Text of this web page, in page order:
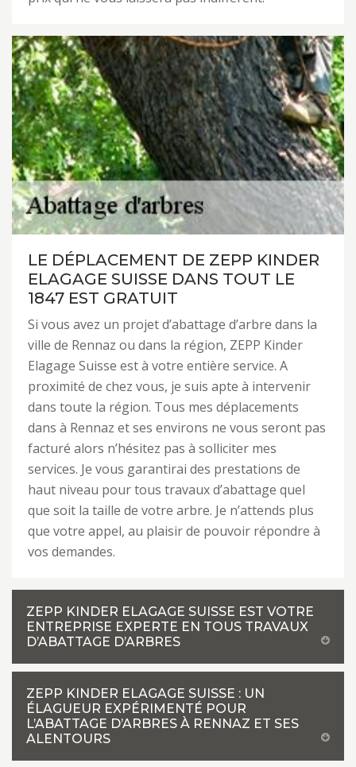
LE DÉPLACEMENT DE ZEPP KINDER
ELAGAGE SUISSE DANS TOUT LE
1847 EST GRATUIT
Si vous avez un projet d’abattage d’arbre dans la
ville de Rennaz ou dans la région, ZEPP Kinder
Elagage Suisse est à votre entière service. A
proximité de chez vous, je suis apte à intervenir
dans toute la région. Tous mes déplacements
dans à Rennaz et ses environs ne vous seront pas
facturé alors n’hésitez pas à solliciter mes
services. Je vous garantirai des prestations de
haut niveau pour tous travaux d’abattage quel
que soit la taille de votre arbre. Je n’attends plus
que votre appel, au plaisir de pouvoir répondre à
vos demandes.
ZEPP KINDER ELAGAGE SUISSE EST VOTRE
ENTREPRISE EXPERTE EN TOUS TRAVAUX
D’ABATTAGE D’ARBRES
ZEPP KINDER ELAGAGE SUISSE : UN
ÉLAGUEUR EXPÉRIMENTÉ POUR
L’ABATTAGE D’ARBRES À RENNAZ ET SES
ALENTOURS